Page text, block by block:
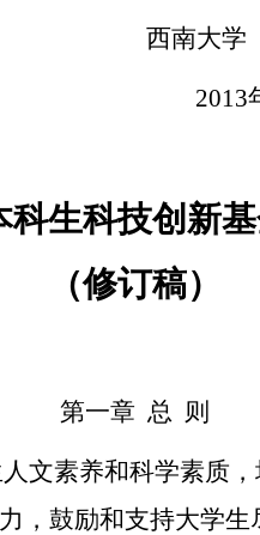
西南大学
2013
科生科技创新
（修订稿）
第一章 总 则
文素养和科学素质
，鼓励和支持大学